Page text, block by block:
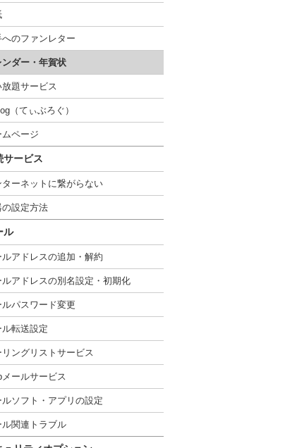
へのファンレター
ンダー・年賀状
放題サービス
（てぃぶろぐ）
ムページ
サービス
ターネットに繋がらない
の設定方法
ル
ルアドレスの追加・解約
ルアドレスの別名設定・初期化
ルパスワード変更
ル転送設定
リングリストサービス
メールサービス
ルソフト・アプリの設定
ル関連トラブル